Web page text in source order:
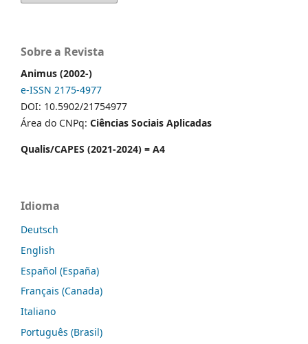
Sobre a Revista
Animus (2002-)
e-ISSN 2175-4977
DOI: 10.5902/21754977
Área do CNPq: Ciências Sociais Aplicadas
Qualis/CAPES (2021-2024) = A4
Idioma
Deutsch
English
Español (España)
Français (Canada)
Italiano
Português (Brasil)